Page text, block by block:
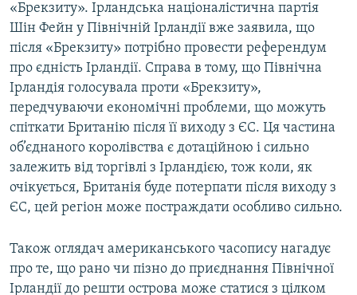
«Брекзиту». Ірландська націоналістична партія
Шін Фейн у Північній Ірландії вже заявила, що
після «Брекзиту» потрібно провести референдум
про єдність Ірландії. Справа в тому, що Північна
Ірландія голосувала проти «Брекзиту»,
передчуваючи економічні проблеми, що можуть
спіткати Британію після її виходу з ЄС. Ця частина
об’єднаного королівства є дотаційною і сильно
залежить від торгівлі з Ірландією, тож коли, як
очікується, Британія буде потерпати після виходу з
ЄС, цей регіон може постраждати особливо сильно.
Також оглядач американського часопису нагадує
про те, що рано чи пізно до приєднання Північної
Ірландії до решти острова може статися з цілком